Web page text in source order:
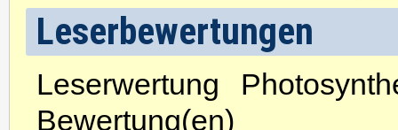
Leserbewertungen
Leserwertung
Bewertung(en)